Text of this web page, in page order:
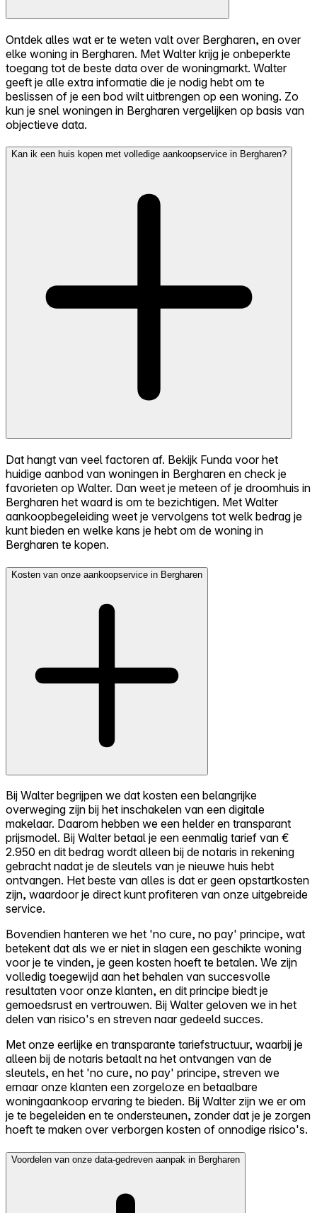
Ontdek alles wat er te weten valt over Bergharen, en over
elke woning in Bergharen. Met Walter krijg je onbeperkte
toegang tot de beste data over de woningmarkt. Walter
geeft je alle extra informatie die je nodig hebt om te
beslissen of je een bod wilt uitbrengen op een woning. Zo
kun je snel woningen in Bergharen vergelijken op basis van
objectieve data.
Kan ik een huis kopen met volledige aankoopservice in Bergharen?
Dat hangt van veel factoren af. Bekijk Funda voor het
huidige aanbod van woningen in Bergharen en check je
favorieten op Walter. Dan weet je meteen of je droomhuis in
Bergharen het waard is om te bezichtigen. Met Walter
aankoopbegeleiding weet je vervolgens tot welk bedrag je
kunt bieden en welke kans je hebt om de woning in
Bergharen te kopen.
Kosten van onze aankoopservice in Bergharen
Bij Walter begrijpen we dat kosten een belangrijke
overweging zijn bij het inschakelen van een digitale
makelaar. Daarom hebben we een helder en transparant
prijsmodel. Bij Walter betaal je een eenmalig tarief van €
2.950 en dit bedrag wordt alleen bij de notaris in rekening
gebracht nadat je de sleutels van je nieuwe huis hebt
ontvangen. Het beste van alles is dat er geen opstartkosten
zijn, waardoor je direct kunt profiteren van onze uitgebreide
service.
Bovendien hanteren we het 'no cure, no pay' principe, wat
betekent dat als we er niet in slagen een geschikte woning
voor je te vinden, je geen kosten hoeft te betalen. We zijn
volledig toegewijd aan het behalen van succesvolle
resultaten voor onze klanten, en dit principe biedt je
gemoedsrust en vertrouwen. Bij Walter geloven we in het
delen van risico's en streven naar gedeeld succes.
Met onze eerlijke en transparante tariefstructuur, waarbij je
alleen bij de notaris betaalt na het ontvangen van de
sleutels, en het 'no cure, no pay' principe, streven we
ernaar onze klanten een zorgeloze en betaalbare
woningaankoop ervaring te bieden. Bij Walter zijn we er om
je te begeleiden en te ondersteunen, zonder dat je je zorgen
hoeft te maken over verborgen kosten of onnodige risico's.
Voordelen van onze data-gedreven aanpak in Bergharen